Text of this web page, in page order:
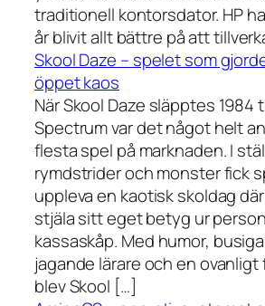
traditionell kontorsdator. HP
år blivit allt bättre på att
Skool Daze – spelet som
öppet kaos
När Skool Daze släpptes 1984
Spectrum var det något helt
flesta spel på marknaden. I
rymdstrider och monster fick
uppleva en kaotisk skoldag
stjäla sitt eget betyg ur
kassaskåp. Med humor,
jagande lärare och en ovanligt
blev Skool […]